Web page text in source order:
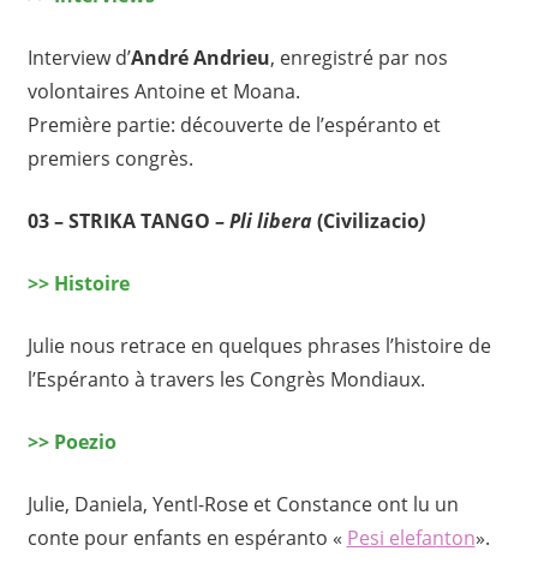
Interview d’André Andrieu, enregistré par nos
volontaires Antoine et Moana.
Première partie: découverte de l’espéranto et
premiers congrès.
03 – STRIKA TANGO –Pli libera(Civilizacio)
>> Histoire
Julie nous retrace en quelques phrases l’histoire de
l’Espéranto à travers les Congrès Mondiaux.
>> Poezio
Julie, Daniela, Yentl-Rose et Constance ont lu un
conte pour enfants en espéranto « Pesi elefanton».